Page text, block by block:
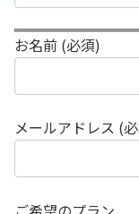
お名前 (必須)
メールアドレス (